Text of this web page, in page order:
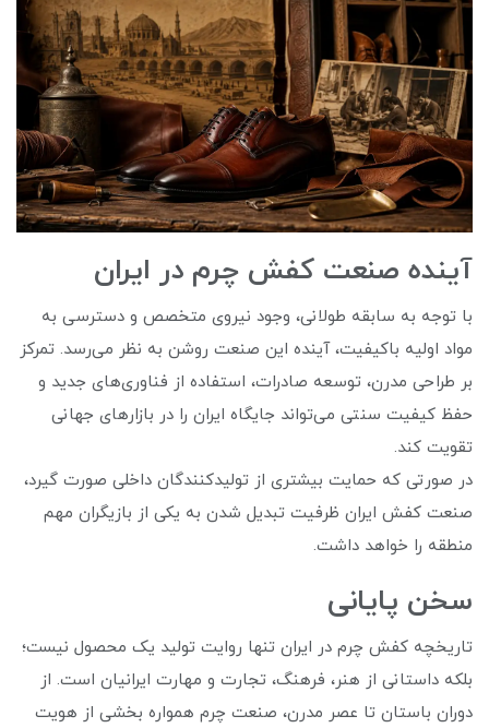
آینده صنعت کفش چرم در ایران
با توجه به سابقه طولانی، وجود نیروی متخصص و دسترسی به
مواد اولیه باکیفیت، آینده این صنعت روشن به نظر می‌رسد. تمرکز
بر طراحی مدرن، توسعه صادرات، استفاده از فناوری‌های جدید و
حفظ کیفیت سنتی می‌تواند جایگاه ایران را در بازارهای جهانی
تقویت کند.
در صورتی که حمایت بیشتری از تولیدکنندگان داخلی صورت گیرد،
صنعت کفش ایران ظرفیت تبدیل شدن به یکی از بازیگران مهم
منطقه را خواهد داشت.
سخن پایانی
تاریخچه کفش چرم در ایران تنها روایت تولید یک محصول نیست؛
بلکه داستانی از هنر، فرهنگ، تجارت و مهارت ایرانیان است. از
دوران باستان تا عصر مدرن، صنعت چرم همواره بخشی از هویت